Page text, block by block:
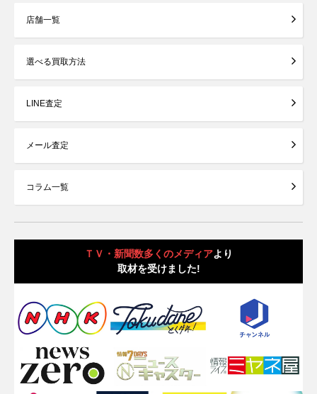
店舗一覧
選べる買取方法
LINE査定
メール査定
コラム一覧
ＴＶ・新聞数多くのメディアより
取材を受けました!